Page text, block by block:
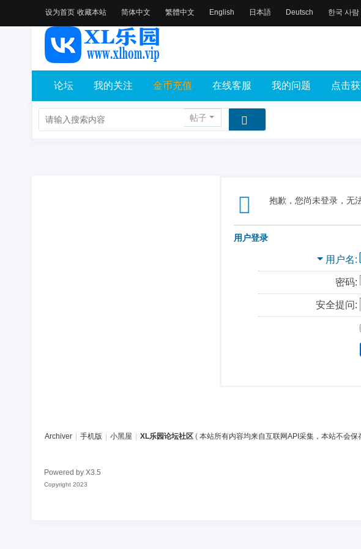
设为首页 收藏本站 简体中文 繁體中文 English 日本語 Deutsch 한국 사람
论坛 我的关注 金币充值 在线客服 我的问题 点击
帖子
抱歉，您尚未登录，无
用户登录
用户名
密码:
安全提问:
Archiver 手机版 小黑屋 XL乐园论坛社区 ( 本站所有内容均来自互联网API采集，本站不会
Powered by X3.5
Copyright 2023